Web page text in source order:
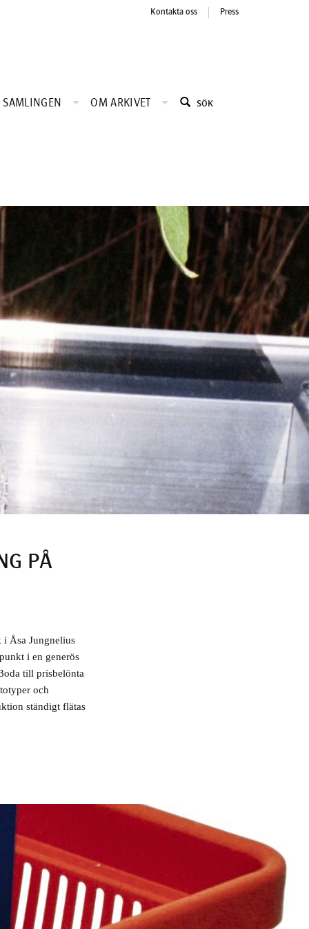
Kontakta oss Press
SAMLINGEN OM ARKIVET SÖK
PÅ
Åsa Jungnelius
i en generös
till prisbelönta
och
ständigt flätas